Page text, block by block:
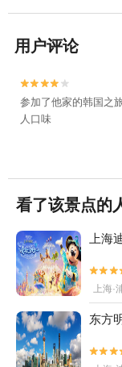
用户评论


参加了他家的韩国之
人口味
看了该景点的
上海
上海·
东方